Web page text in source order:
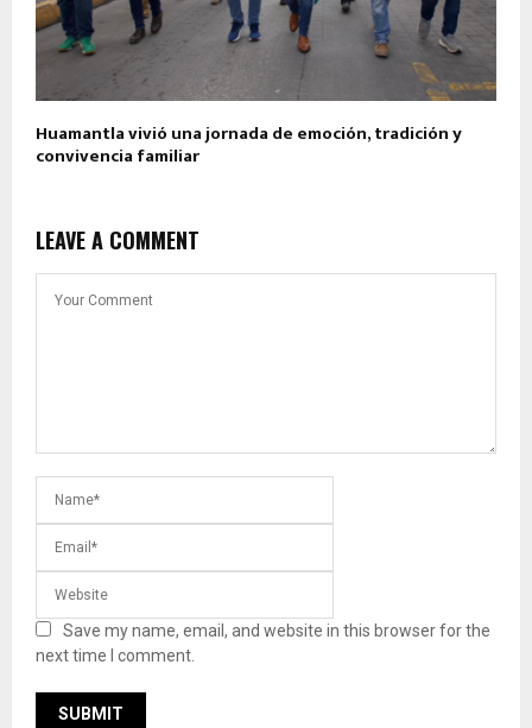
Huamantla vivió una jornada de emoción, tradición y
convivencia familiar
LEAVE A COMMENT
Save my name, email, and website in this browser for the
next time I comment.